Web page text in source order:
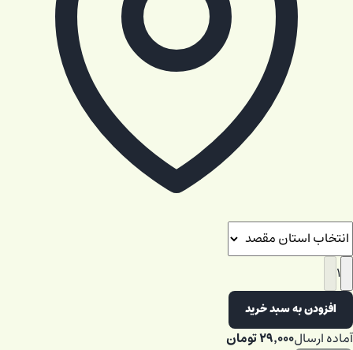
۱
افزودن به سبد خرید
آماده ارسال۲۹٬۰۰۰تومان